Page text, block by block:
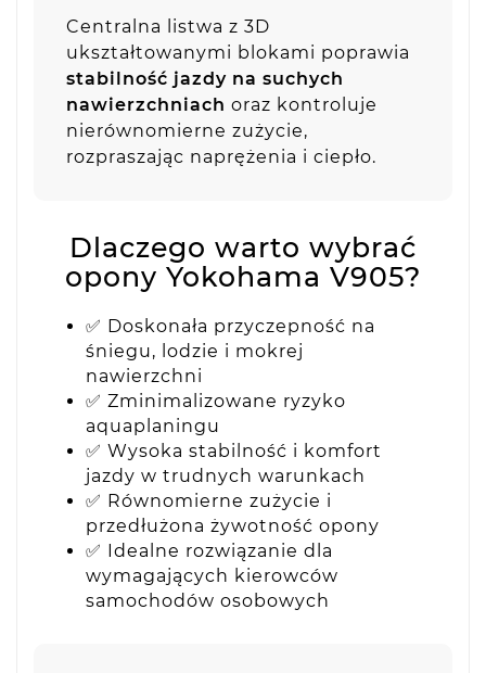
Centralna listwa z 3D
ukształtowanymi blokami poprawia
stabilność jazdy na suchych
nawierzchniach oraz kontroluje
nierównomierne zużycie,
rozpraszając naprężenia i ciepło.
Dlaczego warto wybrać
opony Yokohama V905?
✅ Doskonała przyczepność na
śniegu, lodzie i mokrej
nawierzchni
✅ Zminimalizowane ryzyko
aquaplaningu
✅ Wysoka stabilność i komfort
jazdy w trudnych warunkach
✅ Równomierne zużycie i
przedłużona żywotność opony
✅ Idealne rozwiązanie dla
wymagających kierowców
samochodów osobowych